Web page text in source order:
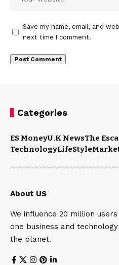
Save my name, email, and
next time I comment.
Categories
ES MoneyU.K NewsThe
TechnologyLifeStyle
About US
We influence 20 million
one business and
the planet.